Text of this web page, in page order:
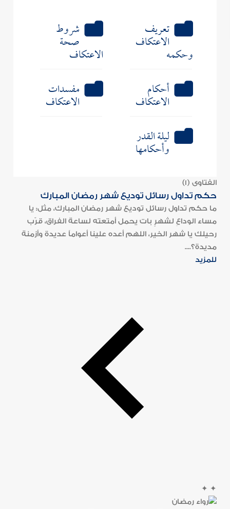
تعريف
الاعتكاف
وحكمه
شروط
صحة
الاعتكاف
أحكام
الاعتكاف
مفسدات
الاعتكاف
ليلة القدر
وأحكامها
الفتاوى (1)
حكم تداول رسائل توديع شهر رمضان المبارك
ما حكم تداول رسائل توديع شهر رمضان المبارك، مثل: يا
مساء الوداعِ لشهرٍ بات يحمل أمتعته لساعة الفراق، قرّب
رحيلك يا شهر الخير، اللهم أعده علينا أعواماً عديدة وأزمنة
مديدة؟....
للمزيد
✦
✦